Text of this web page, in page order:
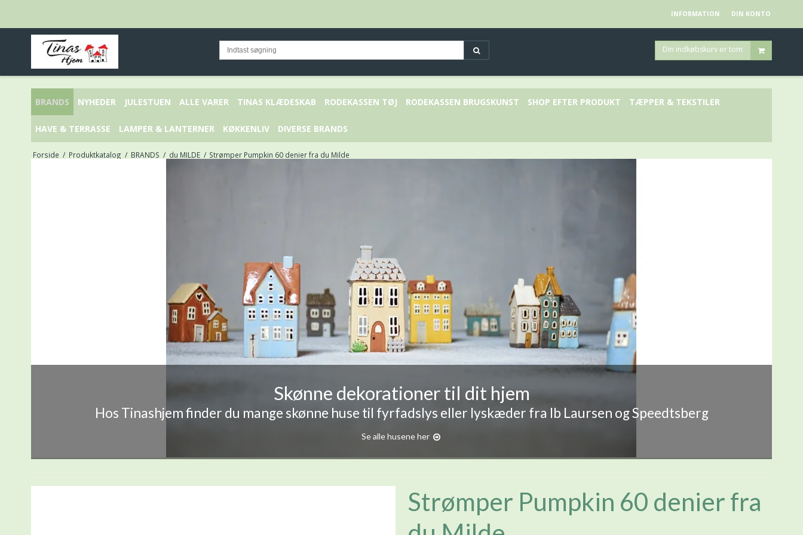
INFORMATION DIN KONTO
Din indkøbskurv er tom
BRANDS NYHEDER JULESTUEN ALLE VARER TINAS KLÆDESKAB RODEKASSEN TØJ RODEKASSEN BRUGSKUNST SHOP EFTER PRODUKT TÆPPER & TEKSTILER
HAVE & TERRASSE LAMPER & LANTERNER KØKKENLIV DIVERSE BRANDS
Forside / Produktkatalog / BRANDS / du MILDE / Strømper Pumpkin 60 denier fra du Milde
Skønne dekorationer til dit hjem
Hos Tinashjem finder du mange skønne huse til fyrfadslys eller lyskæder fra Ib Laursen og Speedtsberg
Se alle husene her
Strømper Pumpkin 60 denier fra